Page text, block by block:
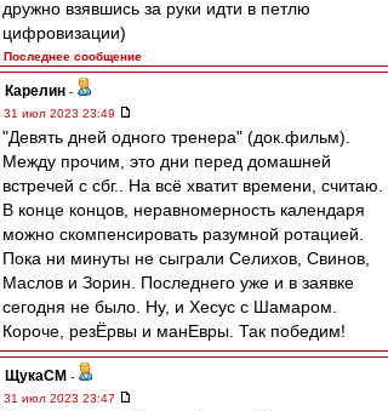
дружно взявшись за руки идти в петлю
цифровизации)
Последнее сообщение
Карелин -
31 июл 2023 23:49
"Девять дней одного тренера" (док.фильм).
Между прочим, это дни перед домашней
встречей с сбг.. На всё хватит времени, считаю.
В конце концов, неравномерность календаря
можно скомпенсировать разумной ротацией.
Пока ни минуты не сыграли Селихов, Свинов,
Маслов и Зорин. Последнего уже и в заявке
сегодня не было. Ну, и Хесус с Шамаром.
Короче, резЁрвы и манЕвры. Так победим!
ЩукаСМ -
31 июл 2023 23:47